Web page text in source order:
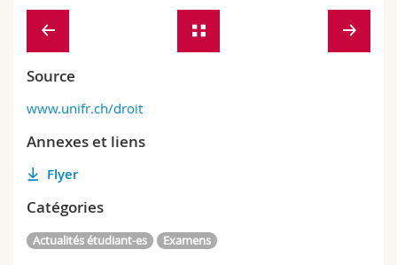
Source
www.unifr.ch/droit
Annexes et liens
Flyer
Catégories
Actualités étudiant-es Examens